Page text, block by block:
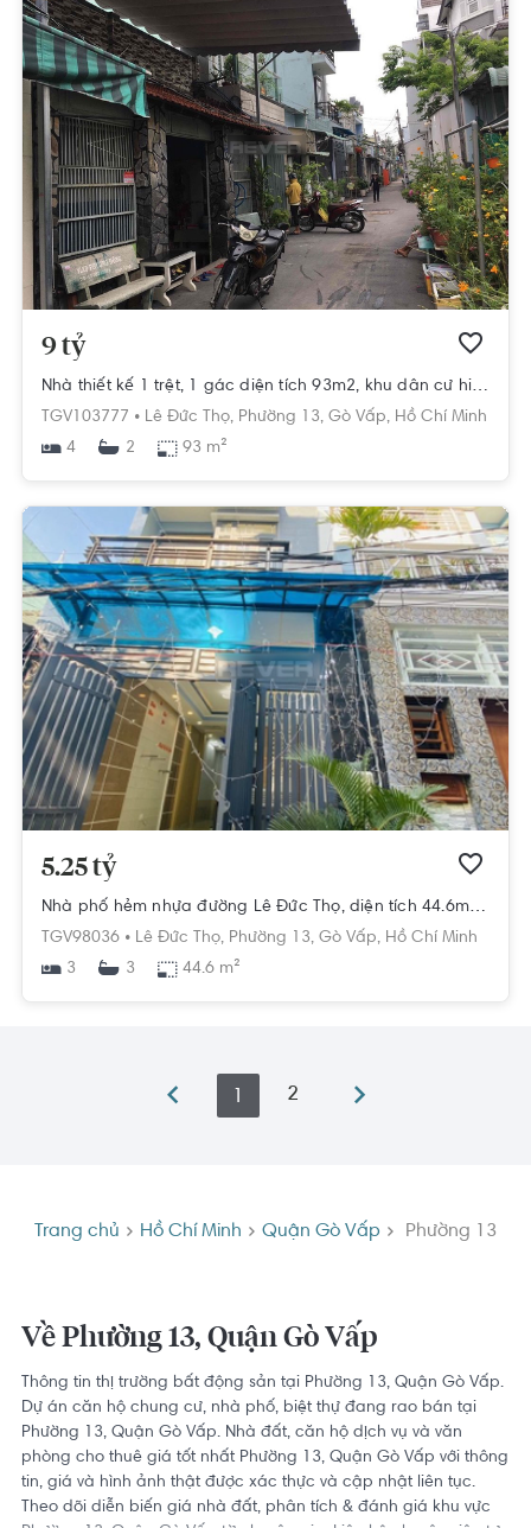
9 tỷ
Nhà thiết kế 1 trệt, 1 gác diện tích 93m2, khu dân cư hiện hữu.
TGV103777 • Lê Đức Thọ, Phường 13, Gò Vấp, Hồ Chí Minh
4
2 93 m²
5.25 tỷ
Nhà phố hẻm nhựa đường Lê Đức Thọ, diện tích 44.6m2 nội thất cơ bản.
TGV98036 • Lê Đức Thọ, Phường 13, Gò Vấp, Hồ Chí Minh
3
3 44.6 m²
1 2
Trang chủ Hồ Chí Minh Quận Gò Vấp Phường 13
Về Phường 13, Quận Gò Vấp
Thông tin thị trường bất động sản tại Phường 13, Quận Gò Vấp.
Dự án căn hộ chung cư, nhà phố, biệt thự đang rao bán tại
Phường 13, Quận Gò Vấp. Nhà đất, căn hộ dịch vụ và văn
phòng cho thuê giá tốt nhất Phường 13, Quận Gò Vấp với thông
tin, giá và hình ảnh thật được xác thực và cập nhật liên tục.
Theo dõi diễn biến giá nhà đất, phân tích & đánh giá khu vực